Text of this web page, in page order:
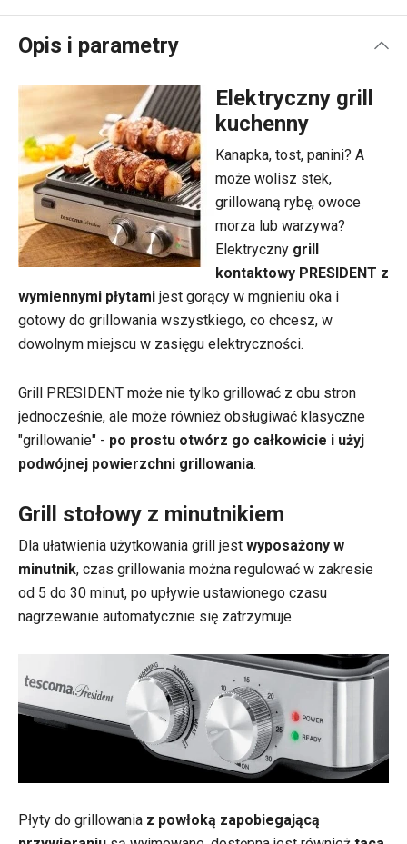
Opis i parametry
Elektryczny grill
kuchenny
Kanapka, tost, panini? A
może wolisz stek,
grillowaną rybę, owoce
morza lub warzywa?
Elektryczny grill
kontaktowy PRESIDENT z
wymiennymi płytami jest gorący w mgnieniu oka i
gotowy do grillowania wszystkiego, co chcesz, w
dowolnym miejscu w zasięgu elektryczności.
Grill PRESIDENT może nie tylko grillować z obu stron
jednocześnie, ale może również obsługiwać klasyczne
"grillowanie" - po prostu otwórz go całkowicie i użyj
podwójnej powierzchni grillowania.
Grill stołowy z minutnikiem
Dla ułatwienia użytkowania grill jest wyposażony w
minutnik, czas grillowania można regulować w zakresie
od 5 do 30 minut, po upływie ustawionego czasu
nagrzewanie automatycznie się zatrzymuje.
Płyty do grillowania z powłoką zapobiegającą